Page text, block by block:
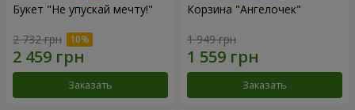
Букет "Не упускай мечту!"
2 732 грн
Заказать
Корзина "Ангелочек"
1 949 грн
Заказать